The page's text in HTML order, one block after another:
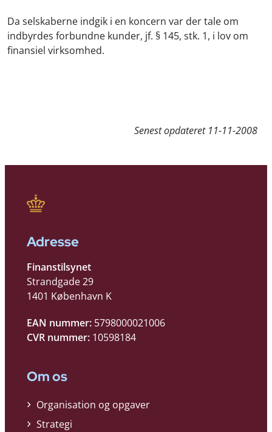
Da selskaberne indgik i en koncern var der tale om
indbyrdes forbundne kunder, jf. § 145, stk. 1, i lov om
finansiel virksomhed.
Senest opdateret 11-11-2008
Adresse
Finanstilsynet
Strandgade 29
1401 København K
EAN nummer: 5798000021006
CVR nummer: 10598184
Om os
Organisation og opgaver
Strategi